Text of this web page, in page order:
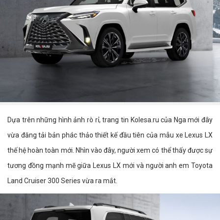
Dựa trên những hình ảnh rò rỉ, trang tin Kolesa.ru của Nga mới đây
vừa đăng tải bản phác thảo thiết kế đầu tiên của mẫu xe Lexus LX
thế hệ hoàn toàn mới. Nhìn vào đây, người xem có thể thấy được sự
tương đồng mạnh mẽ giữa Lexus LX mới và người anh em Toyota
Land Cruiser 300 Series vừa ra mắt.